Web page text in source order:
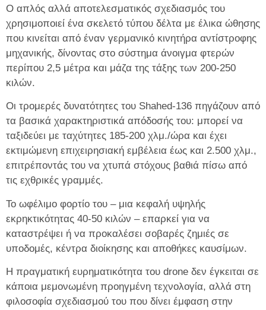
Ο απλός αλλά αποτελεσματικός σχεδιασμός του
χρησιμοποιεί ένα σκελετό τύπου δέλτα με έλικα ώθησης
που κινείται από έναν γερμανικό κινητήρα αντίστροφης
μηχανικής, δίνοντας στο σύστημα άνοιγμα φτερών
περίπου 2,5 μέτρα και μάζα της τάξης των 200-250
κιλών.
Οι τρομερές δυνατότητες του Shahed‑136 πηγάζουν από
τα βασικά χαρακτηριστικά απόδοσής του: μπορεί να
ταξιδεύει με ταχύτητες 185-200 χλμ./ώρα και έχει
εκτιμώμενη επιχειρησιακή εμβέλεια έως και 2.500 χλμ.,
επιτρέποντάς του να χτυπά στόχους βαθιά πίσω από
τις εχθρικές γραμμές.
Το ωφέλιμο φορτίο του – μια κεφαλή υψηλής
εκρηκτικότητας 40-50 κιλών – επαρκεί για να
καταστρέψει ή να προκαλέσει σοβαρές ζημιές σε
υποδομές, κέντρα διοίκησης και αποθήκες καυσίμων.
Η πραγματική ευρηματικότητα του drone δεν έγκειται σε
κάποια μεμονωμένη προηγμένη τεχνολογία, αλλά στη
φιλοσοφία σχεδιασμού του που δίνει έμφαση στην